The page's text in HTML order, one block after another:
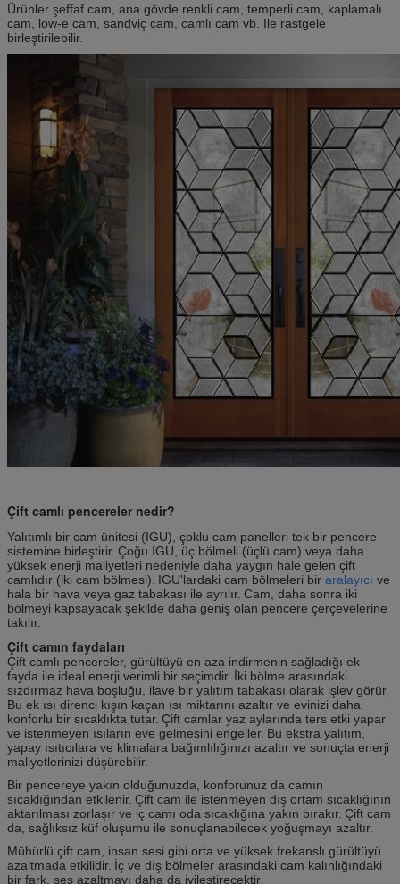
Ürünler şeffaf cam, ana gövde renkli cam, temperli cam, kaplamalı
cam, low-e cam, sandviç cam, camlı cam vb. Ile rastgele
birleştirilebilir.
Çift camlı pencereler nedir?
Yalıtımlı bir cam ünitesi (IGU), çoklu cam panelleri tek bir pencere
sistemine birleştirir. Çoğu IGU, üç bölmeli (üçlü cam) veya daha
yüksek enerji maliyetleri nedeniyle daha yaygın hale gelen çift
camlıdır (iki cam bölmesi). IGU'lardaki cam bölmeleri bir aralayıcı ve
hala bir hava veya gaz tabakası ile ayrılır. Cam, daha sonra iki
bölmeyi kapsayacak şekilde daha geniş olan pencere çerçevelerine
takılır.
Çift camın faydaları
Çift camlı pencereler, gürültüyü en aza indirmenin sağladığı ek
fayda ile ideal enerji verimli bir seçimdir. İki bölme arasındaki
sızdırmaz hava boşluğu, ilave bir yalıtım tabakası olarak işlev görür.
Bu ek ısı direnci kışın kaçan ısı miktarını azaltır ve evinizi daha
konforlu bir sıcaklıkta tutar. Çift camlar yaz aylarında ters etki yapar
ve istenmeyen ısıların eve gelmesini engeller. Bu ekstra yalıtım,
yapay ısıtıcılara ve klimalara bağımlılığınızı azaltır ve sonuçta enerji
maliyetlerinizi düşürebilir.
Bir pencereye yakın olduğunuzda, konforunuz da camın
sıcaklığından etkilenir. Çift cam ile istenmeyen dış ortam sıcaklığının
aktarılması zorlaşır ve iç camı oda sıcaklığına yakın bırakır. Çift cam
da, sağlıksız küf oluşumu ile sonuçlanabilecek yoğuşmayı azaltır.
Mühürlü çift cam, insan sesi gibi orta ve yüksek frekanslı gürültüyü
azaltmada etkilidir. İç ve dış bölmeler arasındaki cam kalınlığındaki
bir fark, ses azaltmayı daha da iyileştirecektir.